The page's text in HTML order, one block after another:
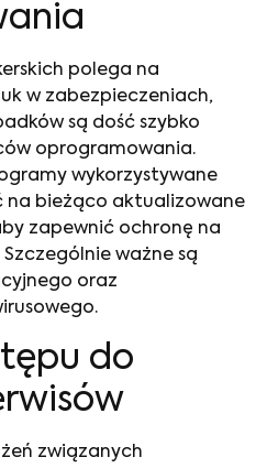
polega na
w zabezpieczeniach,
są dość szybko
oprogramowania.
wykorzystywane
na bieżąco aktualizowane
zapewnić ochronę na
ważne są
oraz
do
związanych